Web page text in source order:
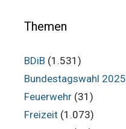
Themen
BDiB (1.531)
Bundestagswahl 2025
Feuerwehr (31)
Freizeit (1.073)